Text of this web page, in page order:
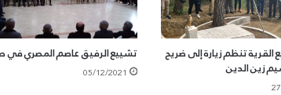
القرية تنظم زيارة إلى ضريح
زين الدين
تشييع الرفيق عاصم المصري في
05/12/2021